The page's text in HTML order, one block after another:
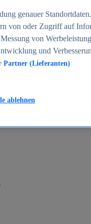
2024
in Deutschland
genauer
von oder Zugriff auf
von
und
Partner (Lieferanten)
ablehnen